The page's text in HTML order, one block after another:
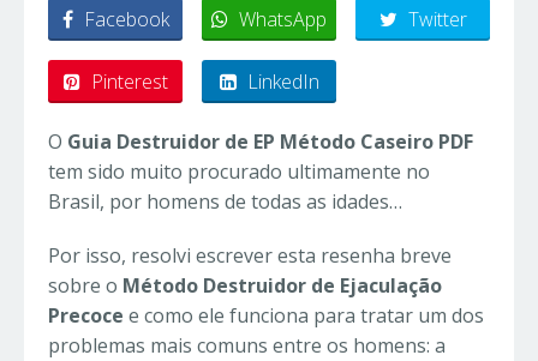
Facebook WhatsApp Twitter
Pinterest LinkedIn
O Guia Destruidor de EP Método Caseiro PDF
tem sido muito procurado ultimamente no
Brasil, por homens de todas as idades…
Por isso, resolvi escrever esta resenha breve
sobre o Método Destruidor de Ejaculação
Precoce e como ele funciona para tratar um dos
problemas mais comuns entre os homens: a